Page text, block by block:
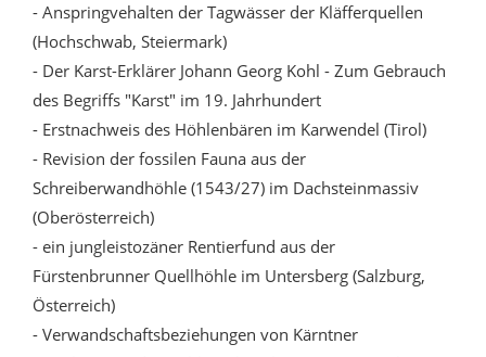
- Anspringvehalten der Tagwässer der Kläfferquellen
(Hochschwab, Steiermark)
- Der Karst-Erklärer Johann Georg Kohl - Zum Gebrauch
des Begriffs "Karst" im 19. Jahrhundert
- Erstnachweis des Höhlenbären im Karwendel (Tirol)
- Revision der fossilen Fauna aus der
Schreiberwandhöhle (1543/27) im Dachsteinmassiv
(Oberösterreich)
- ein jungleistozäner Rentierfund aus der
Fürstenbrunner Quellhöhle im Untersberg (Salzburg,
Österreich)
- Verwandschaftsbeziehungen von Kärntner